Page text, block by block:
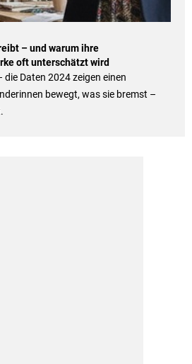
– und warum ihre
oft unterschätzt wird
Daten 2024 zeigen einen
bewegt, was sie bremst –